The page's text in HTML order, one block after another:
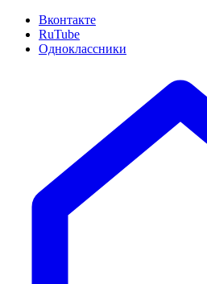
Вконтакте
RuTube
Одноклассники